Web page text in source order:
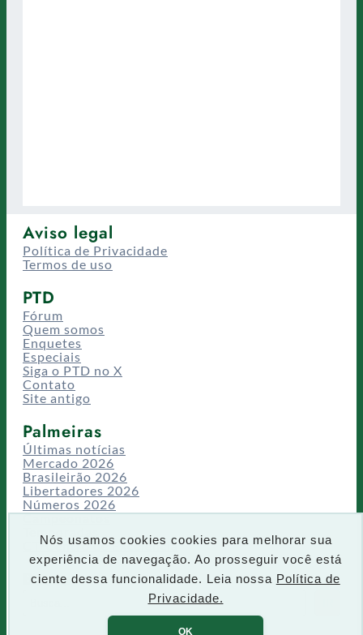
Nós usamos cookies cookies para melhorar sua
experiência de navegação. Ao prosseguir você está
ciente dessa funcionalidade. Leia nossa Política de
Privacidade.
OK
Aviso legal
Política de Privacidade
Termos de uso
PTD
Fórum
Quem somos
Enquetes
Especiais
Siga o PTD no X
Contato
Site antigo
Palmeiras
Últimas notícias
Mercado 2026
Brasileirão 2026
Libertadores 2026
Números 2026
Campeonatos
CT/Centro de Excelência
Busca
P
e